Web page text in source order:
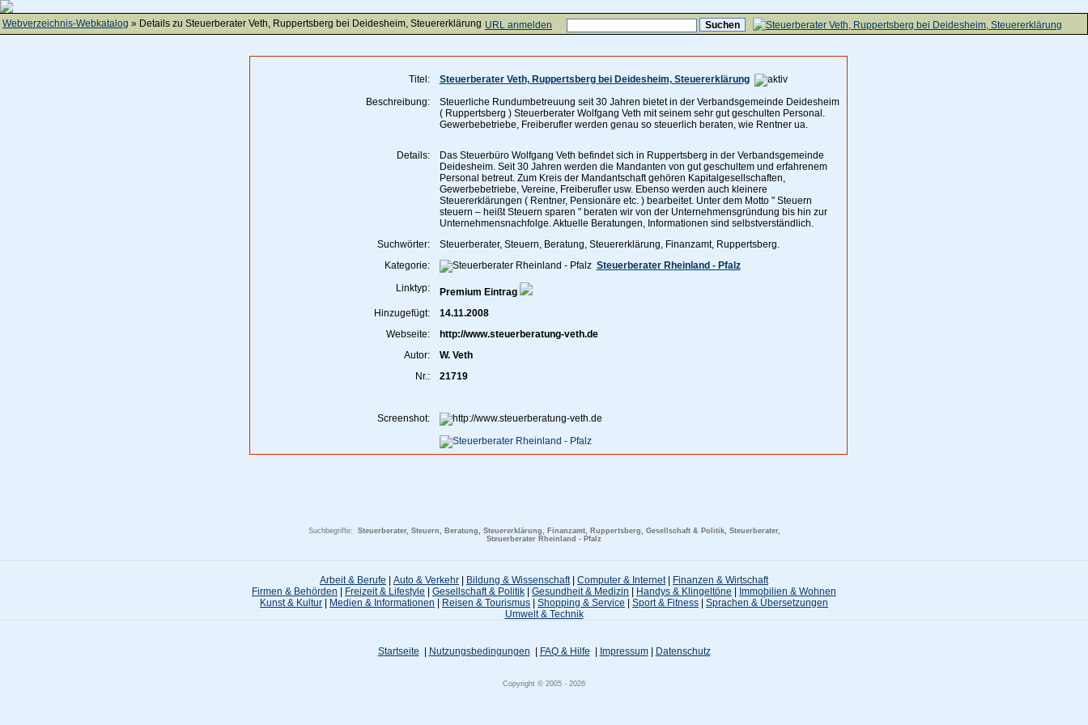
URL anmelden
Webverzeichnis-Webkatalog » Details zu Steuerberater Veth, Ruppertsberg bei Deidesheim, Steuererklärung
Titel:
Steuerberater Veth, Ruppertsberg bei Deidesheim, Steuererklärung
Beschreibung:
Steuerliche Rundumbetreuung seit 30 Jahren bietet in der Verbandsgemeinde Deidesheim
( Ruppertsberg ) Steuerberater Wolfgang Veth mit seinem sehr gut geschulten Personal.
Gewerbebetriebe, Freiberufler werden genau so steuerlich beraten, wie Rentner ua.
Details:
Das Steuerbüro Wolfgang Veth befindet sich in Ruppertsberg in der Verbandsgemeinde
Deidesheim. Seit 30 Jahren werden die Mandanten von gut geschultem und erfahrenem
Personal betreut. Zum Kreis der Mandantschaft gehören Kapitalgesellschaften,
Gewerbebetriebe, Vereine, Freiberufler usw. Ebenso werden auch kleinere
Steuererklärungen ( Rentner, Pensionäre etc. ) bearbeitet. Unter dem Motto " Steuern
steuern – heißt Steuern sparen " beraten wir von der Unternehmensgründung bis hin zur
Unternehmensnachfolge. Aktuelle Beratungen, Informationen sind selbstverständlich.
Suchwörter:
Steuerberater, Steuern, Beratung, Steuererklärung, Finanzamt, Ruppertsberg.
Kategorie:
Steuerberater Rheinland - Pfalz
Linktyp:
Premium Eintrag
Hinzugefügt:
14.11.2008
Webseite:
http://www.steuerberatung-veth.de
Autor:
W. Veth
Nr.:
21719
Screenshot:
Suchbegriffe: Steuerberater, Steuern, Beratung, Steuererklärung, Finanzamt, Ruppertsberg, Gesellschaft & Politik, Steuerberater,
Steuerberater Rheinland - Pfalz
Arbeit & Berufe Auto & Verkehr Bildung & Wissenschaft| Computer & Internet|
Finanzen & Wirtschaft
Firmen & Behörden
Freizeit & Lifestyle Gesellschaft & Politik Gesundheit & Medizin Handys & Klingeltöne
Immobilien & Wohnen
Kunst & Kultur
Medien & Informationen Reisen & Tourismus Shopping & Service Sport & Fitness
Sprachen & Übersetzungen
Umwelt & Technik
Startseite Nutzungsbedingungen FAQ & Hilfe Impressum| Datenschutz
Copyright © 2005 - 2026